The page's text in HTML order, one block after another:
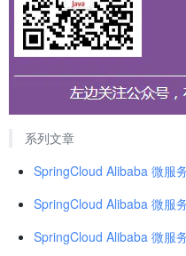
系列文章
SpringCloud Alibaba 微服
SpringCloud Alibaba 微服
SpringCloud Alibaba 微服